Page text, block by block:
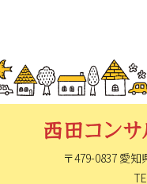
〒479-0837 愛